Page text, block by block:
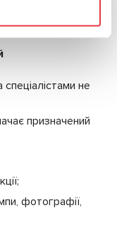
подальшої
не
призначений
фотографії,